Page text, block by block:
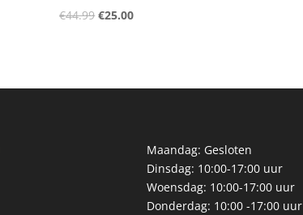
€44.99Oorspronkelijke
€25.00Huidige
Maandag: Gesloten
Dinsdag: 10:00-17:00 uur
Woensdag: 10:00-17:00 uur
Donderdag: 10:00 -17:00 uur